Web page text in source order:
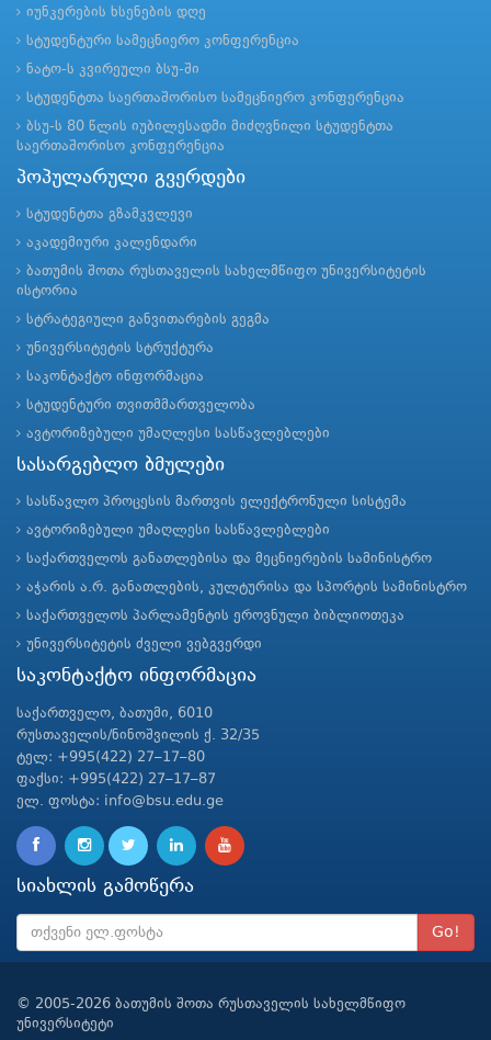
იუნკერების ხსენების დღე
სტუდენტური სამეცნიერო კონფერენცია
ნატო-ს კვირეული ბსუ-ში
სტუდენტთა საერთაშორისო სამეცნიერო კონფერენცია
ბსუ-ს 80 წლის იუბილესადმი მიძღვნილი სტუდენტთა
საერთაშორისო კონფერენცია
პოპულარული გვერდები
სტუდენტთა გზამკვლევი
აკადემიური კალენდარი
ბათუმის შოთა რუსთაველის სახელმწიფო უნივერსიტეტის
ისტორია
სტრატეგიული განვითარების გეგმა
უნივერსიტეტის სტრუქტურა
საკონტაქტო ინფორმაცია
სტუდენტური თვითმმართველობა
ავტორიზებული უმაღლესი სასწავლებლები
სასარგებლო ბმულები
სასწავლო პროცესის მართვის ელექტრონული სისტემა
ავტორიზებული უმაღლესი სასწავლებლები
საქართველოს განათლებისა და მეცნიერების სამინისტრო
აჭარის ა.რ. განათლების, კულტურისა და სპორტის სამინისტრო
საქართველოს პარლამენტის ეროვნული ბიბლიოთეკა
უნივერსიტეტის ძველი ვებგვერდი
საკონტაქტო ინფორმაცია
საქართველო, ბათუმი, 6010
რუსთაველის/ნინოშვილის ქ. 32/35
ტელ: +995(422) 27–17–80
ფაქსი: +995(422) 27–17–87
ელ. ფოსტა: info@bsu.edu.ge
სიახლის გამოწერა
Go!
© 2005-2026 ბათუმის შოთა რუსთაველის სახელმწიფო
უნივერსიტეტი